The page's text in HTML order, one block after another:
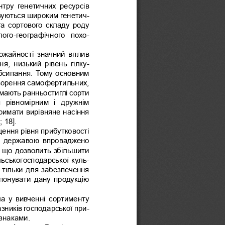
генетичних  ресурсів
широким генетич-
сортового складу роду
географічного  похо-
значний вплив
низький  рівень  гілку-
Тому основним
самофертильних,
ранньостиглі сорти
рівномірним  і  дружнім
вирівняне насіння
18].
рівня прибутковості
державою  впроваджено
дозволить збільшити
куль-
для забезпечення
дану продукцію
у вивченні сортименту
господарської при-